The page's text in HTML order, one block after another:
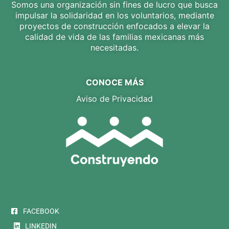
Somos una organización sin fines de lucro que busca
impulsar la solidaridad en los voluntarios, mediante
proyectos de construcción enfocados a elevar la
calidad de vida de las familias mexicanas más
necesitadas.
CONOCE MÁS
Aviso de Privacidad
FACEBOOK
LINKEDIN